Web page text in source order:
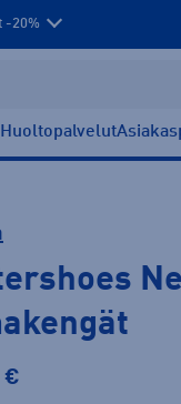
-20%
Huoltopalvelut
€